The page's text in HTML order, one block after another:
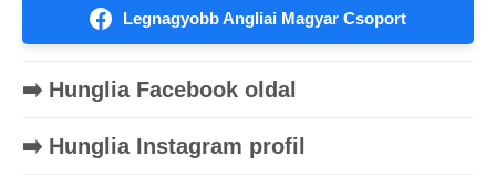
Legnagyobb Angliai Magyar Csoport
➡️ Hunglia Facebook oldal
➡️ Hunglia Instagram profil